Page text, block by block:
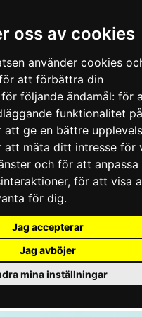
oss av cookies
använder cookies
att förbättra din
följande ändamål: för
funktionalitet på
att ge en bättre
att mäta ditt intresse för
och för att anpassa
, för att visa
för dig.
Jag accepterar
Jag avböjer
mina inställningar